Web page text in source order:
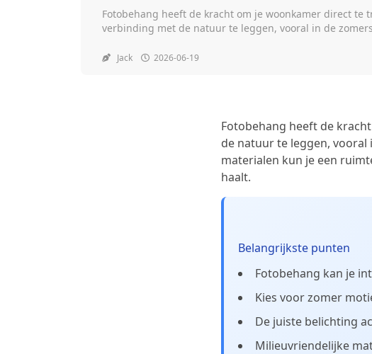
Fotobehang heeft de kracht om je woonkamer direct te
verbinding met de natuur te leggen, vooral in de
van buiten naar binnen haalt. Belangrijkste punten
Jack 2026-06-19
Fotobehang heeft de
de natuur te leggen, vooral
materialen kun je een
haalt.
Belangrijkste punten
Fotobehang kan je
Kies voor zomer
De juiste belichting
Milieuvriendelijke